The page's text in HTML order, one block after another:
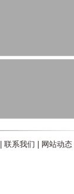
联系我们
网站动态